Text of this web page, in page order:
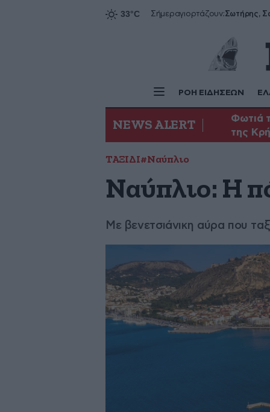
Σήμεραγιορτάζουν:
ΡΟΗ ΕΙΔΗΣΕΩΝ
NEWS ALERT
Φωτιά
της
ΤΑΞΙΔΙ#Ναύπλιο
Ναύπλιο: Η
Με βενετσιάνικη αύρα που